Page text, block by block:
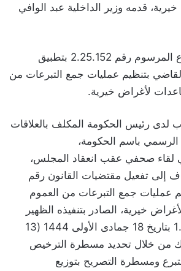
قدمه وزير الداخلية عبد الوافي
ويتعلق الأمر بمشروع المرسوم رقم 2.25.152 بتطبيق
رقم 18.18 القاضي بتنظيم عمليات جمع التبرعات من
لأغراض خيرية.
لدى رئيس الحكومة المكلف بالعلاقات
الرسمي باسم الحكومة،
صحفي عقب انعقاد المجلس،
إلى تفعيل مقتضيات القانون رقم
عمليات جمع التبرعات من العموم
خيرية، الصادر بتنفيذه الظهير
الشريف رقم 1.22.79 بتاريخ 18 جمادى الأولى 1444 (13
2022)، وذلك من خلال تحديد مسطرة الترخيص
ومسطرة التصريح بتوزيع